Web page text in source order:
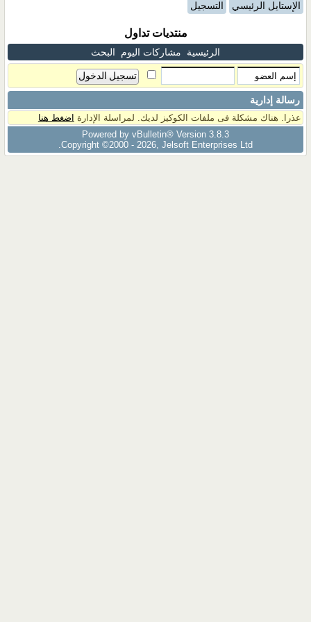
الإستايل الرئيسي التسجيل
منتديات تداول
الرئيسية مشاركات اليوم البحث
رسالة إدارية
عذرا. هناك مشكلة فى ملفات الكوكيز لديك. لمراسلة الإدارة اضغط هنا
Powered by vBulletin® Version 3.8.3
Copyright ©2000 - 2026, Jelsoft Enterprises Ltd.